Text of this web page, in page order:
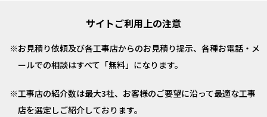
サイトご利用上の注意
お見積り依頼及び各工事店からのお見積り提示、各種お電話・メ
ールでの相談はすべて「無料」になります。
工事店の紹介数は最大3社、お客様のご要望に沿って最適な工事
店を選定しご紹介しております。